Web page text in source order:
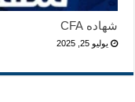
شهاده CFA
يوليو 25, 2025